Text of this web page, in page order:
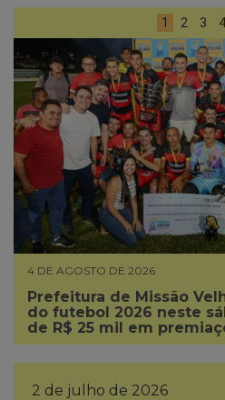
1 2 3 4
4 DE AGOSTO DE 2026
Prefeitura de Missão
do futebol 2026 neste
de R$ 25 mil em
2 de julho de 2026